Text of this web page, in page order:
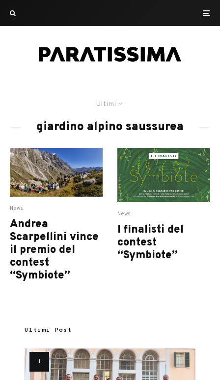
Ultimi
giardino alpino saussurea
News
Andrea
Scarpellini vince
il premio del
contest
“Symbiote”
News
I finalisti del
contest
“Symbiote”
Ultimi Post